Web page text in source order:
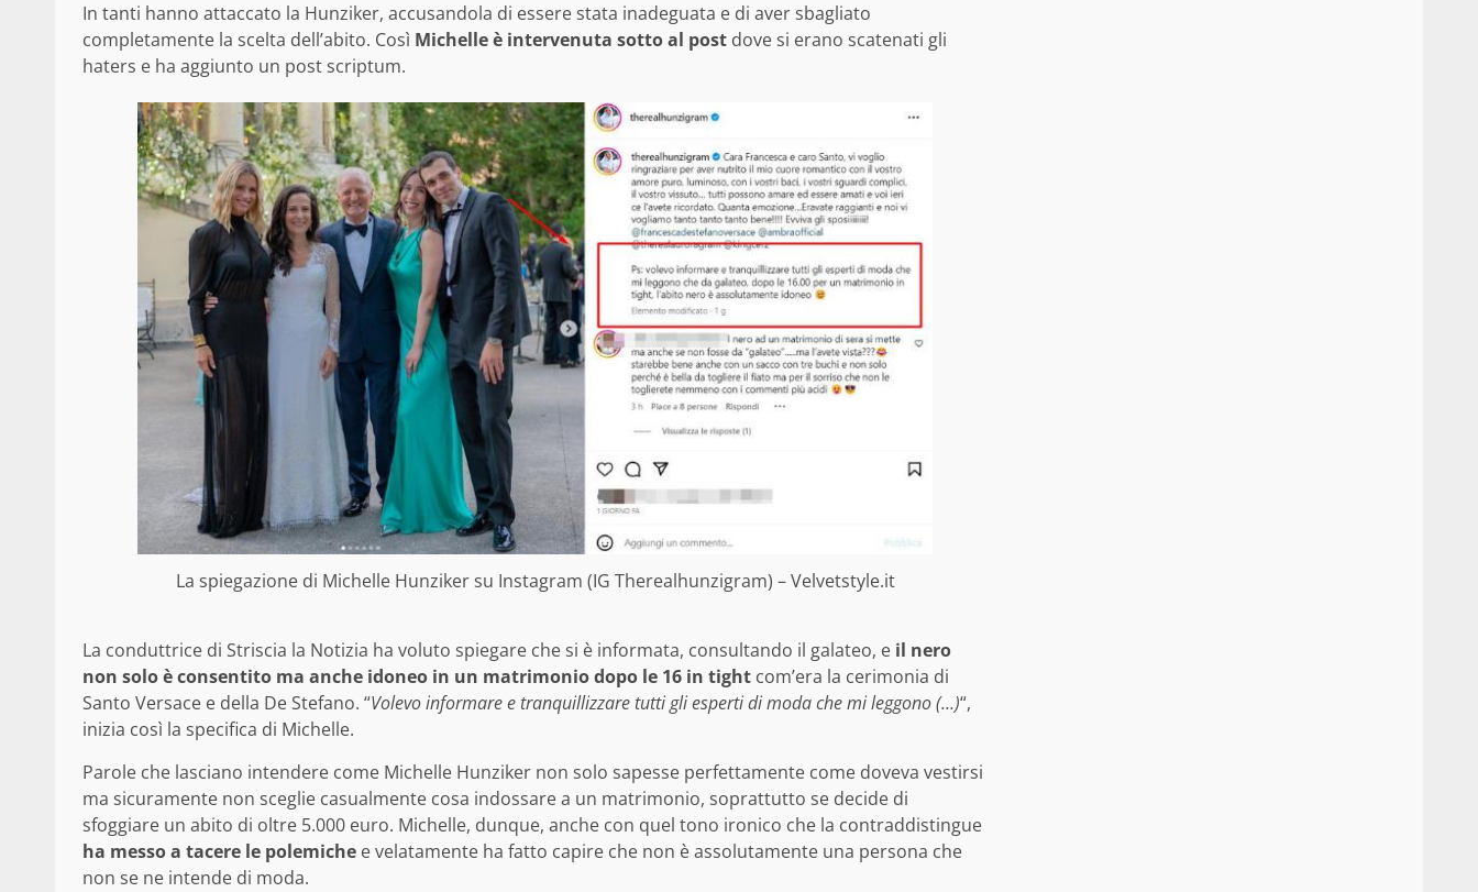
In tanti hanno attaccato la Hunziker, accusandola di essere stata inadeguata e di aver sbagliato
completamente la scelta dell’abito. Così Michelle è intervenuta sotto al post dove si erano scatenati gli
haters e ha aggiunto un post scriptum.
La spiegazione di Michelle Hunziker su Instagram (IG Therealhunzigram) – Velvetstyle.it
La conduttrice di Striscia la Notizia ha voluto spiegare che si è informata, consultando il galateo, e il nero
non solo è consentito ma anche idoneo in un matrimonio dopo le 16 in tight com’era la cerimonia di
Santo Versace e della De Stefano. “Volevo informare e tranquillizzare tutti gli esperti di moda che mi leggono (…)“,
inizia così la specifica di Michelle.
Parole che lasciano intendere come Michelle Hunziker non solo sapesse perfettamente come doveva vestirsi
ma sicuramente non sceglie casualmente cosa indossare a un matrimonio, soprattutto se decide di
sfoggiare un abito di oltre 5.000 euro. Michelle, dunque, anche con quel tono ironico che la contraddistingue
ha messo a tacere le polemiche e velatamente ha fatto capire che non è assolutamente una persona che
non se ne intende di moda.